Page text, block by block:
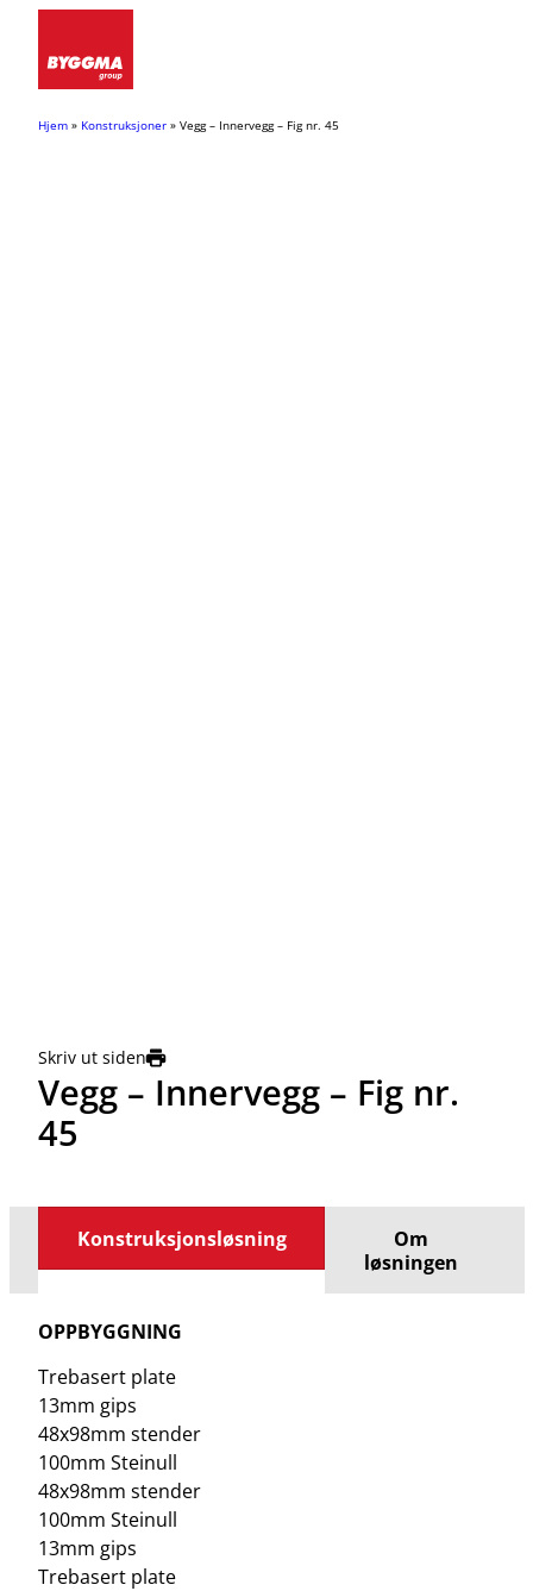
innhold
Hjem » Konstruksjoner » Vegg – Innervegg – Fig nr. 45
Vegg – Innervegg – Fig nr.
45
Skriv ut siden
Konstruksjonsløsning
Om
løsningen
OPPBYGGNING
Trebasert plate
13mm gips
48x98mm stender
100mm Steinull
48x98mm stender
100mm Steinull
13mm gips
Trebasert plate